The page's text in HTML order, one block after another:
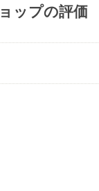
ップの評価